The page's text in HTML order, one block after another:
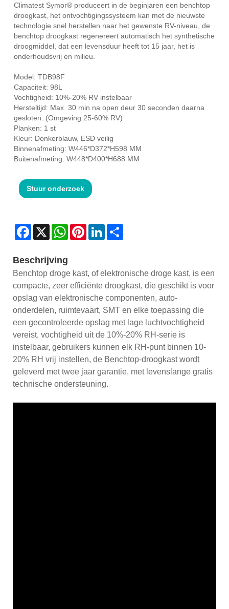
Climatest Symor® produceert in de beginjaren een benchtop
droogkast, het ontvochtigingssysteem kan met de nieuwste
technologie snel herstellen naar het gewenste RV-niveau, de
benchtop droogkast regenereert automatisch het synthetische
droogmiddel, dat een levensduur heeft tot 15 jaar, het is
onderhoudsvrij en milieu.
Model: TDB98F
Capaciteit: 98L
Vochtigheid: 10%-20% RV instelbaar
Hersteltijd: Max. 30 min na open deur 30 seconden daarna
gesloten. (Omgeving 25-60% RV)
Planken: 1 st
Kleur: Donkerblauw, ESD veilig
Binnenafmeting: W446*D372*H598 MM
Buitenafmeting: W448*D400*H688 MM
Stuur onderzoek
Facebook
X WhatsAppPinterestLinkedIn
Beschrijving
Benchtop droge kast, of elektronische droge kast, is een
compacte, zeer efficiënte droogkast, die geschikt is voor
opslag van elektronische componenten, auto-
onderdelen, ruimtevaart, SMT en elke toepassing die
een gecontroleerde opslag met lage luchtvochtigheid
vereist, vochtigheid uit de 10%-20% RH-serie is
instelbaar, gebruikers kunnen elk RH-punt binnen 10-
20% RH vrij instellen, de Benchtop-droogkast wordt
geleverd met twee jaar garantie, met levenslange gratis
technische ondersteuning.